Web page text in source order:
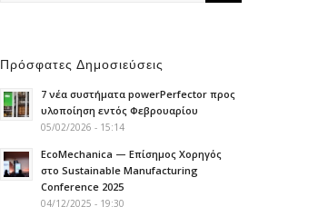
Πρόσφατες Δημοσιεύσεις
7 νέα συστήματα powerPerfector προς
υλοποίηση εντός Φεβρουαρίου
05/02/2026 - 15:14
EcoMechanica — Επίσημος Χορηγός
στο Sustainable Manufacturing
Conference 2025
04/12/2025 - 19:30